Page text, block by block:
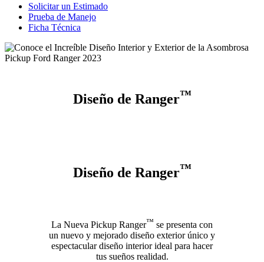
Solicitar un Estimado
Prueba de Manejo
Ficha Técnica
Diseño de Ranger™
Diseño de Ranger™
La Nueva Pickup Ranger™ se presenta con
un nuevo y mejorado diseño exterior único y
espectacular diseño interior ideal para hacer
tus sueños realidad.